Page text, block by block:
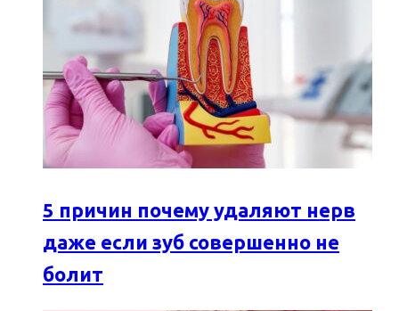
5 причин почему удаляют нерв
даже если зуб совершенно не
болит